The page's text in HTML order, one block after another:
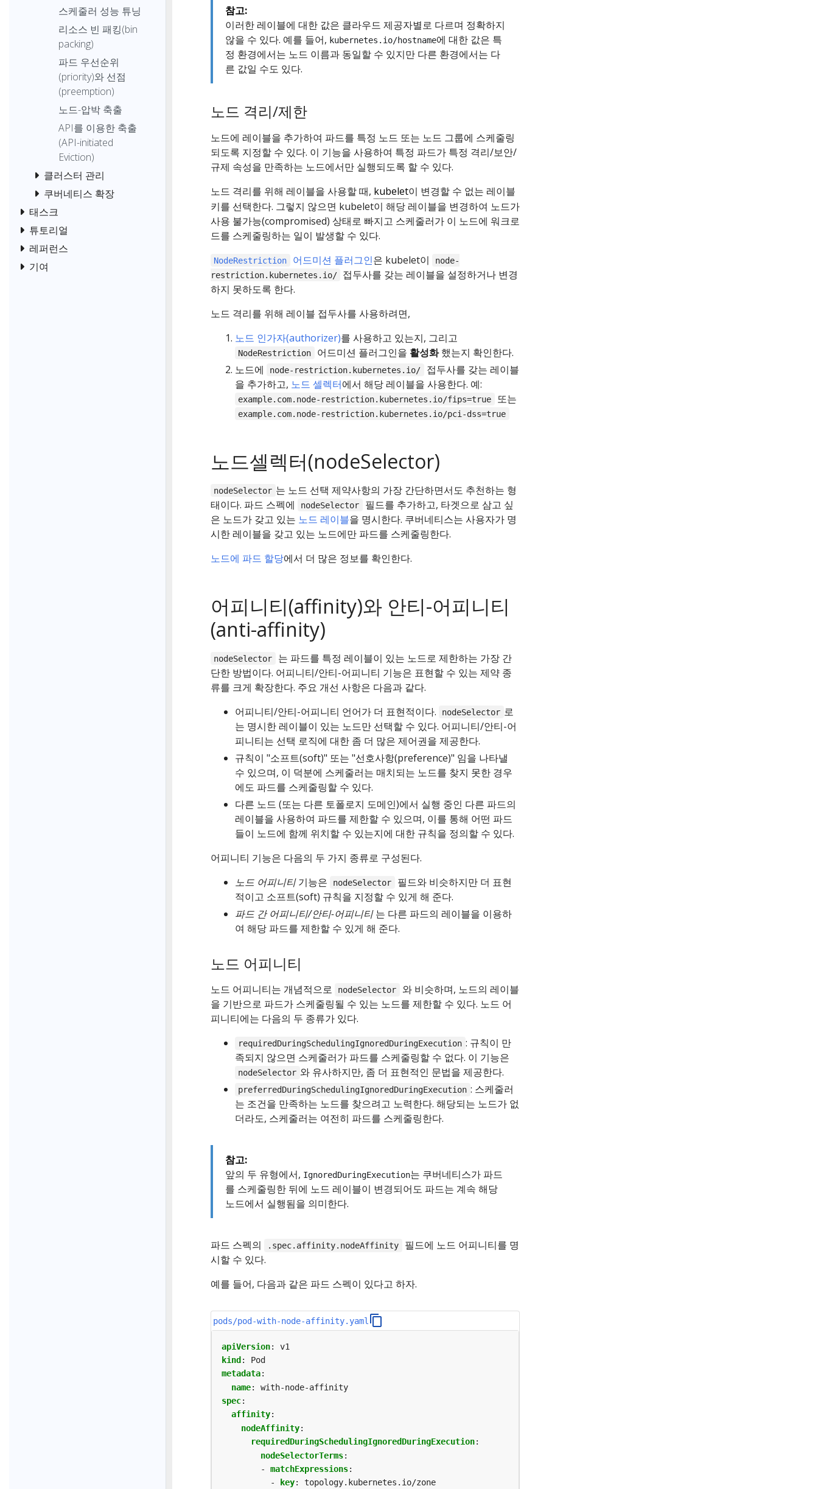
스케줄러 성능 튜닝
리소스 빈 패킹(bin
packing)
파드 우선순위
(priority)와 선점
(preemption)
노드-압박 축출
API를 이용한 축출
(API-initiated
Eviction)
클러스터 관리
쿠버네티스 확장
태스크
튜토리얼
레퍼런스
기여
참고:
이러한 레이블에 대한 값은 클라우드 제공자별로 다르며 정확하지
않을 수 있다. 예를 들어, kubernetes.io/hostname에 대한 값은 특
정 환경에서는 노드 이름과 동일할 수 있지만 다른 환경에서는 다
른 값일 수도 있다.
노드 격리/제한
노드에 레이블을 추가하여 파드를 특정 노드 또는 노드 그룹에 스케줄링
되도록 지정할 수 있다. 이 기능을 사용하여 특정 파드가 특정 격리/보안/
규제 속성을 만족하는 노드에서만 실행되도록 할 수 있다.
노드 격리를 위해 레이블을 사용할 때, kubelet이 변경할 수 없는 레이블
키를 선택한다. 그렇지 않으면 kubelet이 해당 레이블을 변경하여 노드가
사용 불가능(compromised) 상태로 빠지고 스케줄러가 이 노드에 워크로
드를 스케줄링하는 일이 발생할 수 있다.
NodeRestriction 어드미션 플러그인은 kubelet이
node-
restriction.kubernetes.io/
접두사를 갖는 레이블을 설정하거나 변경
하지 못하도록 한다.
노드 격리를 위해 레이블 접두사를 사용하려면,
노드 인가자(authorizer)를 사용하고 있는지, 그리고
NodeRestriction 어드미션 플러그인을 활성화했는지 확인한다.
노드에
node-restriction.kubernetes.io/
접두사를 갖는 레이블
을 추가하고, 노드 셀렉터에서 해당 레이블을 사용한다. 예:
example.com.node-restriction.kubernetes.io/fips=true 또는
example.com.node-restriction.kubernetes.io/pci-dss=true
노드셀렉터(nodeSelector)
nodeSelector 는 노드 선택 제약사항의 가장 간단하면서도 추천하는 형
태이다. 파드 스펙에
nodeSelector
필드를 추가하고, 타겟으로 삼고 싶
은 노드가 갖고 있는 노드 레이블을 명시한다. 쿠버네티스는 사용자가 명
시한 레이블을 갖고 있는 노드에만 파드를 스케줄링한다.
노드에 파드 할당에서 더 많은 정보를 확인한다.
어피니티(affinity)와 안티-어피니티
(anti-affinity)
nodeSelector
는 파드를 특정 레이블이 있는 노드로 제한하는 가장 간
단한 방법이다. 어피니티/안티-어피니티 기능은 표현할 수 있는 제약 종
류를 크게 확장한다. 주요 개선 사항은 다음과 같다.
어피니티/안티-어피니티 언어가 더 표현적이다.
nodeSelector 로
는 명시한 레이블이 있는 노드만 선택할 수 있다. 어피니티/안티-어
피니티는 선택 로직에 대한 좀 더 많은 제어권을 제공한다.
규칙이 "소프트(soft)" 또는 "선호사항(preference)" 임을 나타낼
수 있으며, 이 덕분에 스케줄러는 매치되는 노드를 찾지 못한 경우
에도 파드를 스케줄링할 수 있다.
다른 노드 (또는 다른 토폴로지 도메인)에서 실행 중인 다른 파드의
레이블을 사용하여 파드를 제한할 수 있으며, 이를 통해 어떤 파드
들이 노드에 함께 위치할 수 있는지에 대한 규칙을 정의할 수 있다.
어피니티 기능은 다음의 두 가지 종류로 구성된다.
노드 어피니티기능은 nodeSelector
필드와 비슷하지만 더 표현
적이고 소프트(soft) 규칙을 지정할 수 있게 해 준다.
파드 간 어피니티/안티-어피니티는 다른 파드의 레이블을 이용하
여 해당 파드를 제한할 수 있게 해 준다.
노드 어피니티
노드 어피니티는 개념적으로 nodeSelector
와 비슷하며, 노드의 레이블
을 기반으로 파드가 스케줄링될 수 있는 노드를 제한할 수 있다. 노드 어
피니티에는 다음의 두 종류가 있다.
requiredDuringSchedulingIgnoredDuringExecution : 규칙이 만
족되지 않으면 스케줄러가 파드를 스케줄링할 수 없다. 이 기능은
nodeSelector 와 유사하지만, 좀 더 표현적인 문법을 제공한다.
preferredDuringSchedulingIgnoredDuringExecution : 스케줄러
는 조건을 만족하는 노드를 찾으려고 노력한다. 해당되는 노드가 없
더라도, 스케줄러는 여전히 파드를 스케줄링한다.
참고:
앞의 두 유형에서, IgnoredDuringExecution는 쿠버네티스가 파드
를 스케줄링한 뒤에 노드 레이블이 변경되어도 파드는 계속 해당
노드에서 실행됨을 의미한다.
파드 스펙의 .spec.affinity.nodeAffinity
필드에 노드 어피니티를 명
시할 수 있다.
예를 들어, 다음과 같은 파드 스펙이 있다고 하자.
pods/pod-with-node-affinity.yaml
apiVersion:
v1
kind :
Pod
metadata:
name:
with-node-affinity
spec:
affinity:
nodeAffinity:
requiredDuringSchedulingIgnoredDuringExecution:
nodeSelectorTerms:
- matchExpressions:
-
key: topology.kubernetes.io/zone